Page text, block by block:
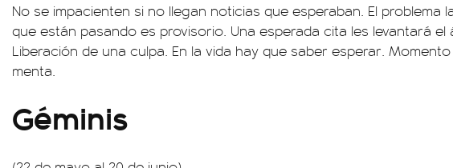
No se impacienten si no llegan noticias que esperaban. El problema
que están pasando es provisorio. Una esperada cita les levantará el
Liberación de una culpa. En la vida hay que saber esperar.
menta.
Géminis